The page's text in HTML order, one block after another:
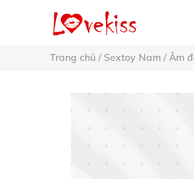
Trang chủ / Sextoy Nam / Âm